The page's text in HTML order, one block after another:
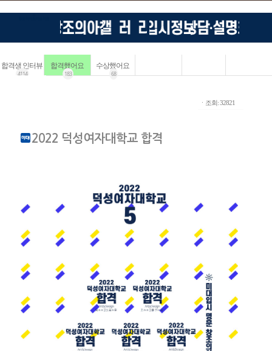
합격생 인터뷰
4114
합격했어요
183
수상했어요
68
ㆍ조회: 32821
2022 덕성여자대학교 합격